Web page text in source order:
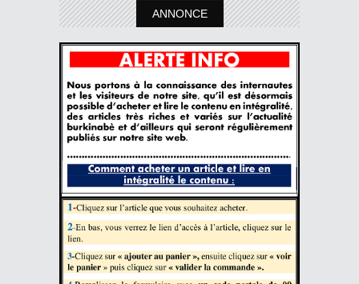
ANNONCE